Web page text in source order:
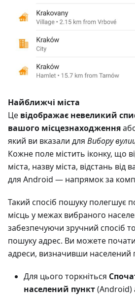
Найближчі міста
Це відображає невеликий
вашого місцезнаходження
який ви вказали для Вибору
Кожне поле містить іконку, що
міста, назву міста, відстань від
для Android — напрямок за
Такий спосіб пошуку полегшує
місць у межах вибраного
забезпечуючи зручний спосіб
пошуку адрес. Ви можете
адреси, визначивши населений
Для цього торкніться
населений пункт(Android)